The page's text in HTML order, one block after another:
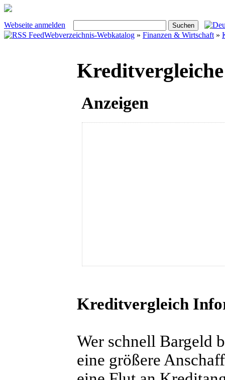
Webseite anmelden
Webverzeichnis-Webkatalog » Finanzen & Wirtschaft »
Kreditvergleiche
Anzeigen
Kreditvergleich
Wer schnell Bargeld
eine größere